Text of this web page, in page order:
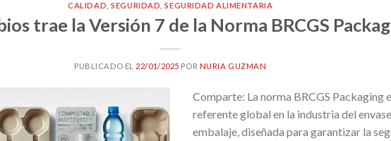
CALIDAD ,SEGURIDAD ,SEGURIDAD ALIMENTARIA
trae la Versión 7 de la Norma BRCGS
PUBLICADO EL 22/01/2025 POR NURIA GUZMAN
Comparte: La norma BRCGS Packaging
referente global en la industria del
embalaje, diseñada para garantizar la